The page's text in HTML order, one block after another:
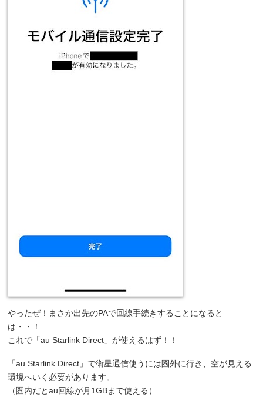
やったぜ！まさか出先のPAで回線手続きすることになると
は・・！
これで「au Starlink Direct」が使えるはず！！
「au Starlink Direct」で衛星通信使うには圏外に行き、空が見える
環境へいく必要があります。
（圏内だとau回線が月1GBまで使える）